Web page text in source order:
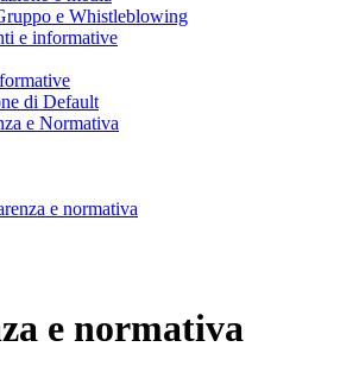
e Whistleblowing
e informative
di Default
e Normativa
e normativa
e normativa